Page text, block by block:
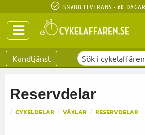
SNABB LEVERANS - 60
Kundtjänst
Reservdelar
CYKELDELAR VÄXLAR RESERVDELAR